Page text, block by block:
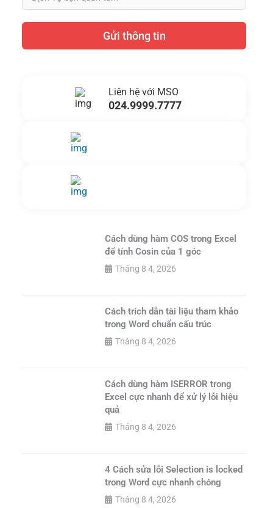
Gửi thông tin
Liên hệ với MSO
024.9999.7777
Cách dùng hàm COS trong Excel
để tính Cosin của 1 góc
Tháng 8 4, 2026
Cách trích dẫn tài liệu tham khảo
trong Word chuẩn cấu trúc
Tháng 8 4, 2026
Cách dùng hàm ISERROR trong
Excel cực nhanh để xử lý lỗi hiệu
quả
Tháng 8 4, 2026
4 Cách sửa lỗi Selection is locked
trong Word cực nhanh chóng
Tháng 8 4, 2026